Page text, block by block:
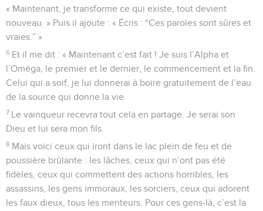
« Maintenant, je transforme ce qui existe, tout devient
nouveau. » Puis il ajoute : « Écris : “Ces paroles sont sûres et
vraies.” »
6 Et il me dit : « Maintenant c’est fait ! Je suis l’Alpha et
l’Oméga, le premier et le dernier, le commencement et la fin.
Celui qui a soif, je lui donnerai à boire gratuitement de l’eau
de la source qui donne la vie.
7 Le vainqueur recevra tout cela en partage. Je serai son
Dieu et lui sera mon fils.
8 Mais voici ceux qui iront dans le lac plein de feu et de
poussière brûlante : les lâches, ceux qui n’ont pas été
fidèles, ceux qui commettent des actions horribles, les
assassins, les gens immoraux, les sorciers, ceux qui adorent
les faux dieux, tous les menteurs. Pour ces gens-là, c’est la